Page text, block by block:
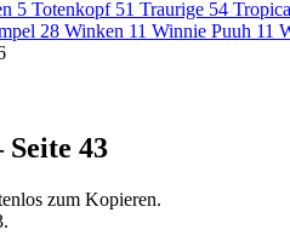
5 Totenkopf 51 Traurige 54
28 Winken 11 Winnie Puuh 11
43
zum Kopieren.